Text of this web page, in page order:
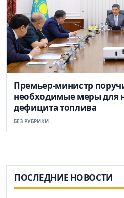
Премьер-министр
необходимые меры для
дефицита топлива
БЕЗ РУБРИКИ
ПОСЛЕДНИЕ НОВОСТИ